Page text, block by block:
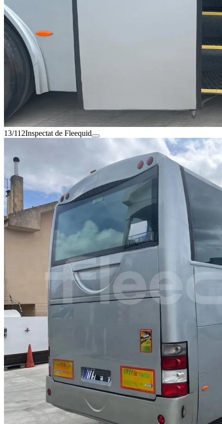
13/112Inspectat de Fleequid